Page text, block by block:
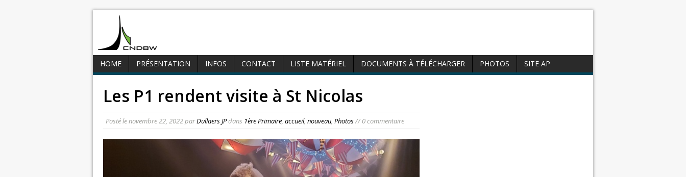
HOME PRÉSENTATION INFOS CONTACT LISTE MATÉRIEL DOCUMENTS À TÉLÉCHARGER PHOTOS SITE AP
Les P1 rendent visite à St Nicolas
Posté lenovembre 22, 2022parDullaers JPdans 1ère Primaire, accueil, nouveau, Photos// 0 commentaire